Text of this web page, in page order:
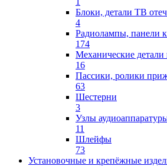
Блоки, детали ТВ
4
Радиолампы, панели
174
Механические
16
Пассики, ролики
63
Шестерни
3
Узлы
11
Шлейфы
73
Установочные и крепёжные